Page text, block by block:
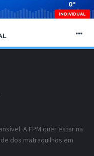
0º
INDIVIDUAL
A FPM quer estar na
dos matraquilhos em